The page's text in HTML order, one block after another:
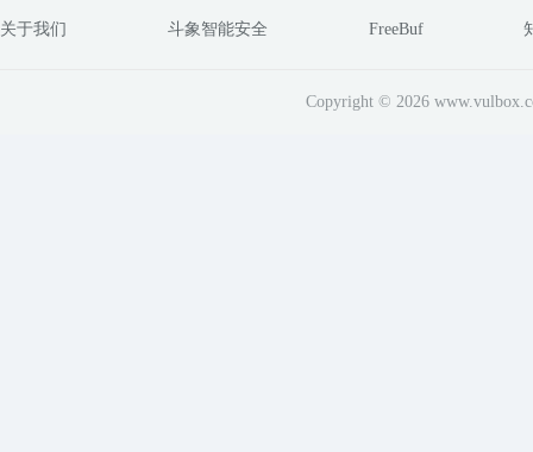
关于我们 斗象智能安全 FreeBuf
Copyright © 2026